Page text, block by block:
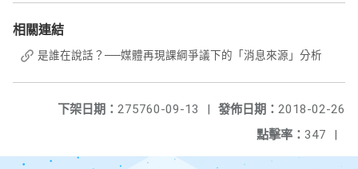
相關連結
是誰在說話？──媒體再現課綱爭議下的「消息來源」分析
發佈日期： 2018-02-26
下架日期： 275760-09-13
|
點擊率： 347 |